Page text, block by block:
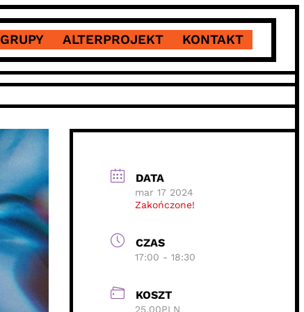
GRUPY ALTERPROJEKT KONTAKT
DATA
mar 17 2024
Zakończone!
CZAS
17:00 - 18:30
KOSZT
25,00PLN